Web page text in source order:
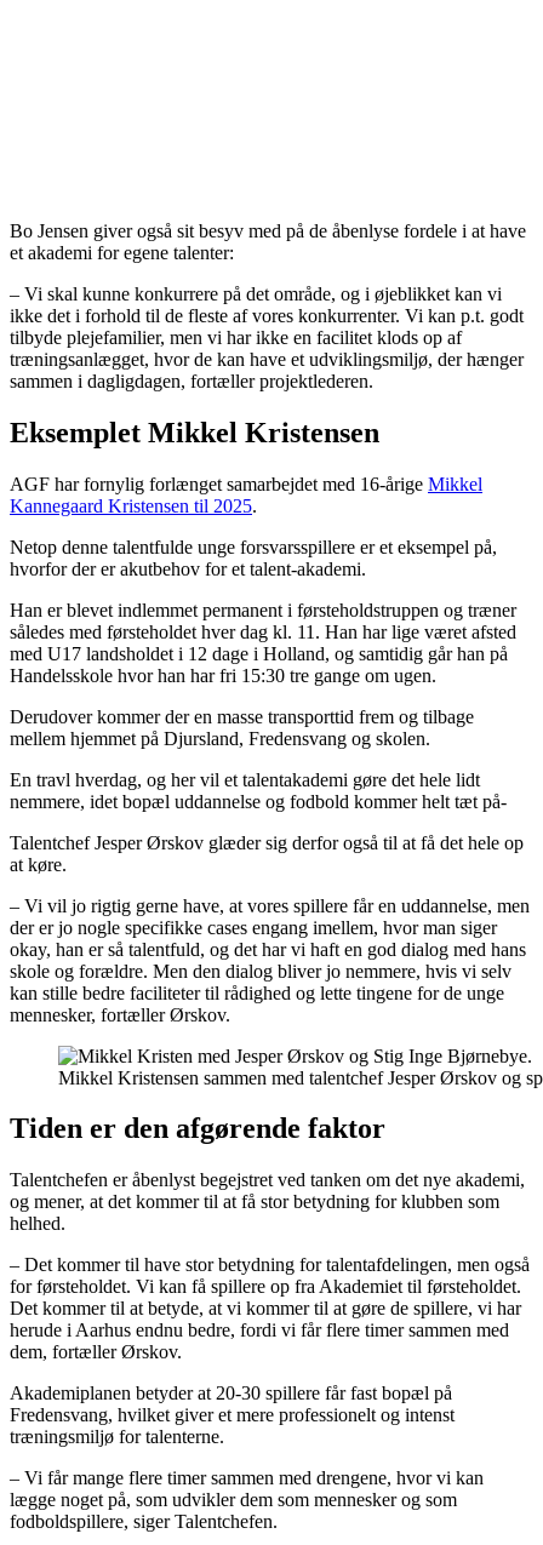
Bo Jensen giver også sit besyv med på de åbenlyse fordele i at have
et akademi for egene talenter:
– Vi skal kunne konkurrere på det område, og i øjeblikket kan vi
ikke det i forhold til de fleste af vores konkurrenter. Vi kan p.t. godt
tilbyde plejefamilier, men vi har ikke en facilitet klods op af
træningsanlægget, hvor de kan have et udviklingsmiljø, der hænger
sammen i dagligdagen, fortæller projektlederen.
Eksemplet Mikkel Kristensen
AGF har fornylig forlænget samarbejdet med 16-årige Mikkel
Kannegaard Kristensen til 2025.
Netop denne talentfulde unge forsvarsspillere er et eksempel på,
hvorfor der er akutbehov for et talent-akademi.
Han er blevet indlemmet permanent i førsteholdstruppen og træner
således med førsteholdet hver dag kl. 11. Han har lige været afsted
med U17 landsholdet i 12 dage i Holland, og samtidig går han på
Handelsskole hvor han har fri 15:30 tre gange om ugen.
Derudover kommer der en masse transporttid frem og tilbage
mellem hjemmet på Djursland, Fredensvang og skolen.
En travl hverdag, og her vil et talentakademi gøre det hele lidt
nemmere, idet bopæl uddannelse og fodbold kommer helt tæt på-
Talentchef Jesper Ørskov glæder sig derfor også til at få det hele op
at køre.
– Vi vil jo rigtig gerne have, at vores spillere får en uddannelse, men
der er jo nogle specifikke cases engang imellem, hvor man siger
okay, han er så talentfuld, og det har vi haft en god dialog med hans
skole og forældre. Men den dialog bliver jo nemmere, hvis vi selv
kan stille bedre faciliteter til rådighed og lette tingene for de unge
mennesker, fortæller Ørskov.
Mikkel Kristensen sammen med talentchef Jesper Ørskov og
Tiden er den afgørende faktor
Talentchefen er åbenlyst begejstret ved tanken om det nye akademi,
og mener, at det kommer til at få stor betydning for klubben som
helhed.
– Det kommer til have stor betydning for talentafdelingen, men også
for førsteholdet. Vi kan få spillere op fra Akademiet til førsteholdet.
Det kommer til at betyde, at vi kommer til at gøre de spillere, vi har
herude i Aarhus endnu bedre, fordi vi får flere timer sammen med
dem, fortæller Ørskov.
Akademiplanen betyder at 20-30 spillere får fast bopæl på
Fredensvang, hvilket giver et mere professionelt og intenst
træningsmiljø for talenterne.
– Vi får mange flere timer sammen med drengene, hvor vi kan
lægge noget på, som udvikler dem som mennesker og som
fodboldspillere, siger Talentchefen.